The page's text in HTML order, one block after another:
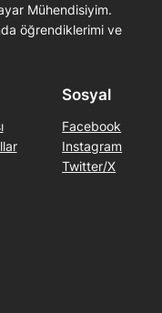
Mühendisiyim.
öğrendiklerimi ve
Sosyal
Facebook
Instagram
Twitter/X